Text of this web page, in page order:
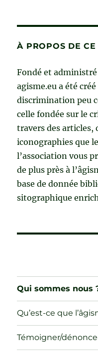
À PROPOS DE CE
Fondé et
agisme.eu a été
discrimination peu
celle fondée sur le
travers des articles,
iconographies que
l’association vous
de plus près à
base de donnée
sitographique
Qui sommes nous
Qu’est-ce que
Témoigner/